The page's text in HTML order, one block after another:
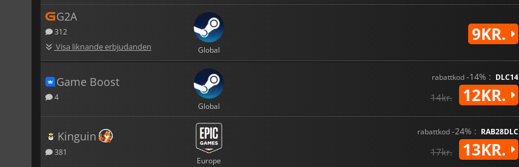
G2A
312
Visa liknande erbjudanden Global
9KR.
Game Boost
4
Global
rabattkod-14% : DLC14
14kr. 12KR.
Kinguin
381
Europe
rabattkod-24% : RAB28DLC
17kr. 13KR.